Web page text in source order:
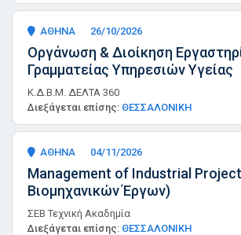
ΑΘΗΝΑ 26/10/2026
Οργάνωση & Διοίκηση
Γραμματείας Υπηρεσιών Υγείας
Κ.Δ.Β.Μ. ΔΕΛΤΑ 360
Διεξάγεται επίσης: ΘΕΣΣΑΛΟΝΙΚΗ
ΑΘΗΝΑ 04/11/2026
Management of Industrial
Βιομηχανικών Έργων)
ΣΕΒ Τεχνική Ακαδημία
Διεξάγεται επίσης: ΘΕΣΣΑΛΟΝΙΚΗ